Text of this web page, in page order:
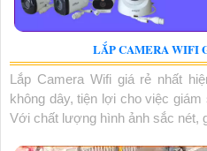
LẮP CAMERA WIFI
Lắp Camera Wifi giá rẻ nhất
không dây, tiện lợi cho việc
Với chất lượng hình ảnh sắc nét,